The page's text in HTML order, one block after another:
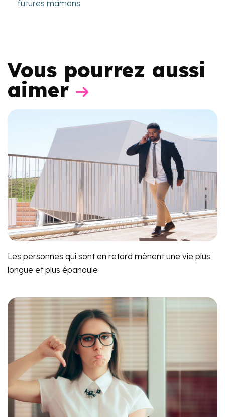
futures mamans
Vous pourrez aussi
aimer
Les personnes qui sont en retard mènent une vie plus
longue et plus épanouie